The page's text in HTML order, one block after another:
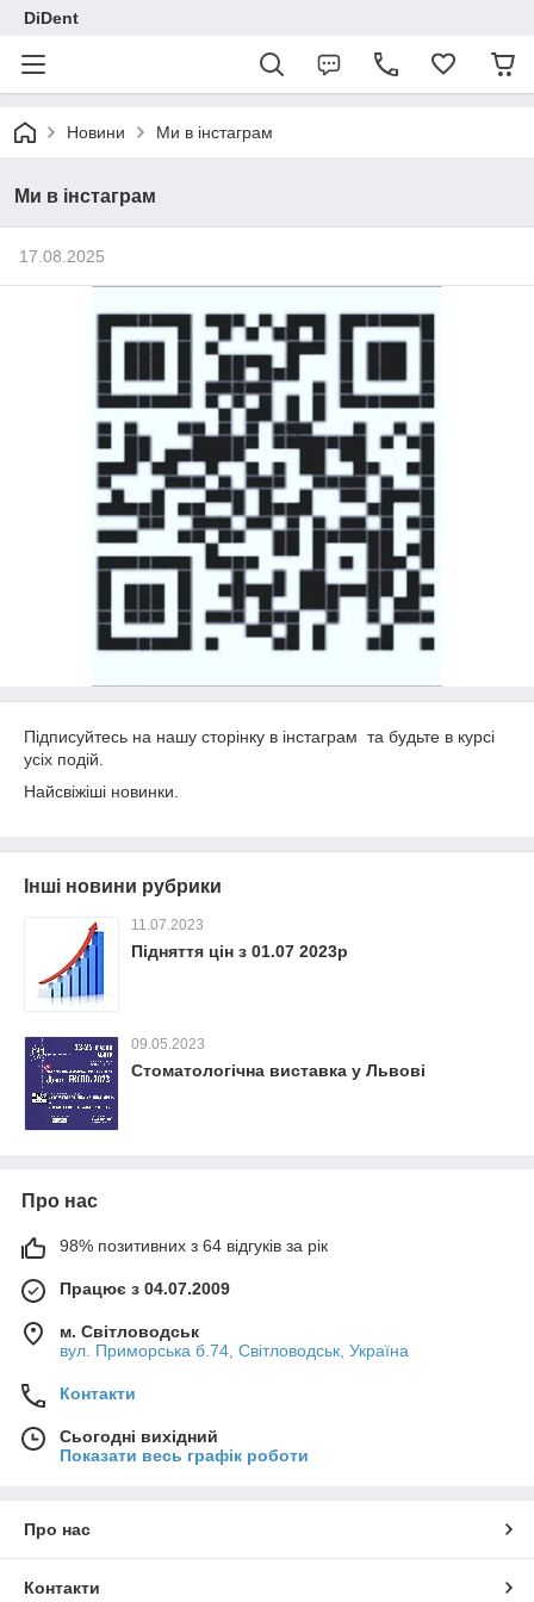
DiDent
Новини Ми в інстаграм
Ми в інстаграм
17.08.2025
Підписуйтесь на нашу сторінку в інстаграм та будьте в курсі
усіх подій.
Найсвіжіші новинки.
Інші новини рубрики
11.07.2023
Підняття цін з 01.07 2023р
09.05.2023
Стоматологічна виставка у Львові
Про нас
98% позитивних з 64 відгуків за рік
Працює з 04.07.2009
м. Світловодськ
вул. Приморська б.74, Світловодськ, Україна
Контакти
Сьогодні вихідний
Показати весь графік роботи
Про нас
Контакти